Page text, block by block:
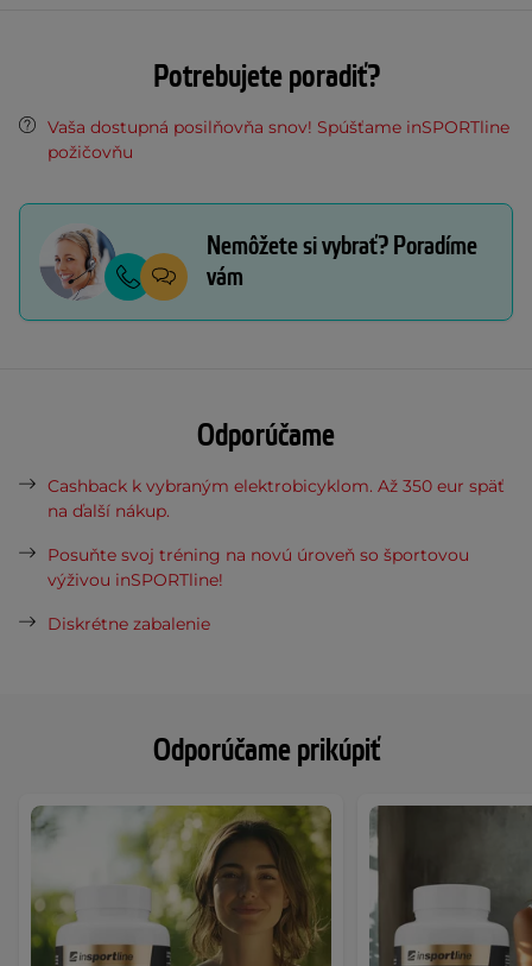
Odporúčame prikúpiť
Potrebujete poradiť?
Vaša dostupná posilňovňa snov! Spúšťame inSPORTline
požičovňu
Nemôžete si vybrať? Poradíme
vám
Odporúčame
Cashback k vybraným elektrobicyklom. Až 350 eur späť
na ďalší nákup.
Posuňte svoj tréning na novú úroveň so športovou
výživou inSPORTline!
Diskrétne zabalenie